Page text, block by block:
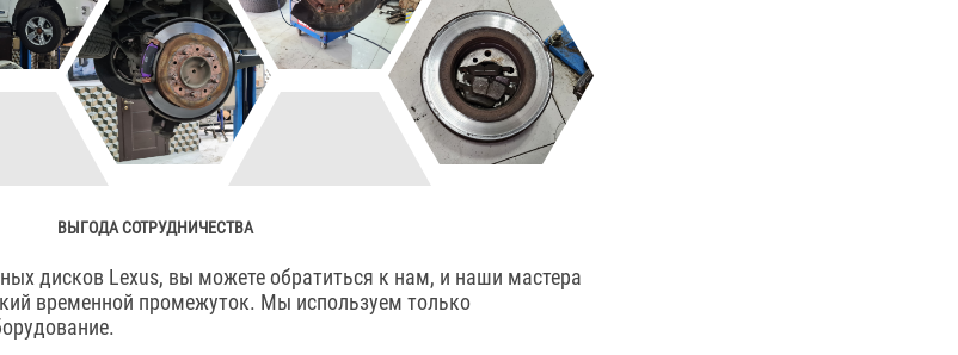
ВЫГОДА СОТРУДНИЧЕСТВА
дисков Lexus, вы можете обратиться к нам, и наши мастера
временной промежуток. Мы используем только